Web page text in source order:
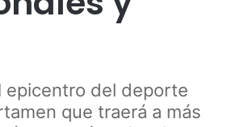
epicentro del deporte
que traerá a más